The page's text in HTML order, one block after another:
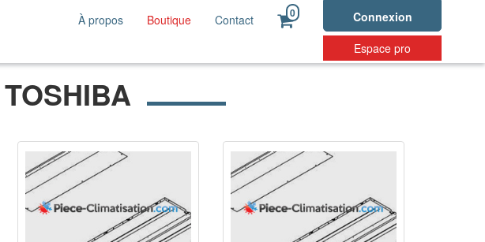
Connexion
Espace pro
À propos Boutique Contact 0